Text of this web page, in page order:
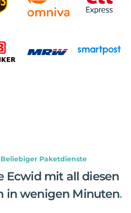
Paketdienste
Ecwid mit all diesen
in wenigen Minuten.